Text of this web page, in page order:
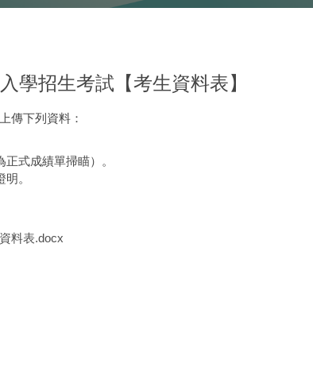
學招生考試【考生資料表】
傳下列資料：
正式成績單掃瞄）。
。
料表.docx